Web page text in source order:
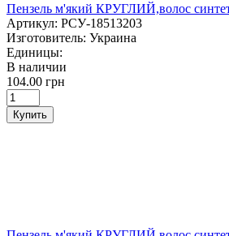
Пензель м'який КРУГЛИЙ,волос
Артикул: РСУ-18513203
Изготовитель: Украина
Единицы:
В наличии
104.00 грн
Купить